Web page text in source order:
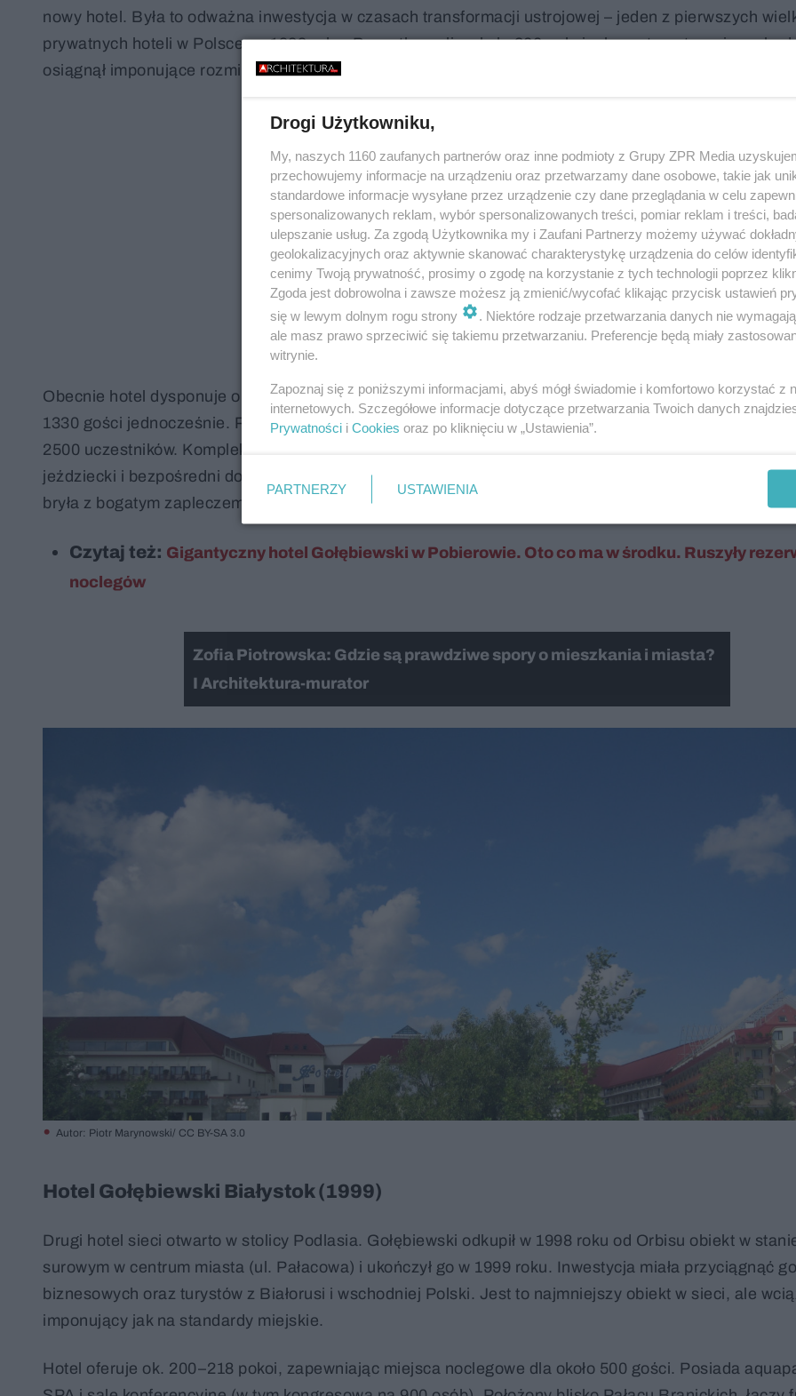
nowy hotel. Była to odważna inwestycja w czasach transformacji ustrojowej – jeden z pierwszych
prywatnych hoteli w Polsce po 1989 roku. Początkowo liczył ok. 300 pokoi, ale systematycznie
osiągnął imponujące rozmiary.
Obecnie hotel dysponuje około 680–689 pokojami (w tym apartamentami), oferując miejsca dla
1330 gości jednocześnie. Powierzchnia eventowa wynosi ok. 9000 m², z możliwością organizacji
2500 uczestników. Kompleks obejmuje rozległy park wodny Tropikana, baseny zewnętrzne, centrum
jeździecki i bezpośredni dostęp do jeziora. To klasyczny przedstawiciel „gołębiewskich” gigantów –
bryła z bogatym zapleczem rekreacyjnym.
Czytaj też: Gigantyczny hotel Gołębiewski w Pobierowie. Oto co ma w środku. Ruszyły
noclegów
Zofia Piotrowska: Gdzie są prawdziwe spory o mieszkania i miasta?
I Architektura-murator
Autor: Piotr Marynowski/ CC BY-SA 3.0
Hotel Gołębiewski Białystok (1999)
Drugi hotel sieci otwarto w stolicy Podlasia. Gołębiewski odkupił w 1998 roku od Orbisu obiekt w
surowym w centrum miasta (ul. Pałacowa) i ukończył go w 1999 roku. Inwestycja miała przyciągnąć
biznesowych oraz turystów z Białorusi i wschodniej Polski. Jest to najmniejszy obiekt w sieci, ale
imponujący jak na standardy miejskie.
Hotel oferuje ok. 200–218 pokoi, zapewniając miejsca noclegowe dla około 500 gości. Posiada
Drogi Użytkowniku,
My, naszych 1160 zaufanych partnerów oraz inne podmioty z Grupy ZPR Media
przechowujemy informacje na urządzeniu oraz przetwarzamy dane osobowe, takie jak
standardowe informacje wysyłane przez urządzenie czy dane przeglądania w celu
spersonalizowanych reklam, wybór spersonalizowanych treści, pomiar reklam i treści,
ulepszanie usług. Za zgodą Użytkownika my i Zaufani Partnerzy możemy używać
geolokalizacyjnych oraz aktywnie skanować charakterystykę urządzenia do celów
cenimy Twoją prywatność, prosimy o zgodę na korzystanie z tych technologii poprzez
Zgoda jest dobrowolna i zawsze możesz ją zmienić/wycofać klikając przycisk ustawień
się w lewym dolnym rogu strony
. Niektóre rodzaje przetwarzania danych nie
ale masz prawo sprzeciwić się takiemu przetwarzaniu. Preferencje będą miały
witrynie.
Zapoznaj się z poniższymi informacjami, abyś mógł świadomie i komfortowo korzystać z
internetowych. Szczegółowe informacje dotyczące przetwarzania Twoich danych
Prywatności i Cookies oraz po kliknięciu w „Ustawienia”.
PARTNERZY USTAWIENIA